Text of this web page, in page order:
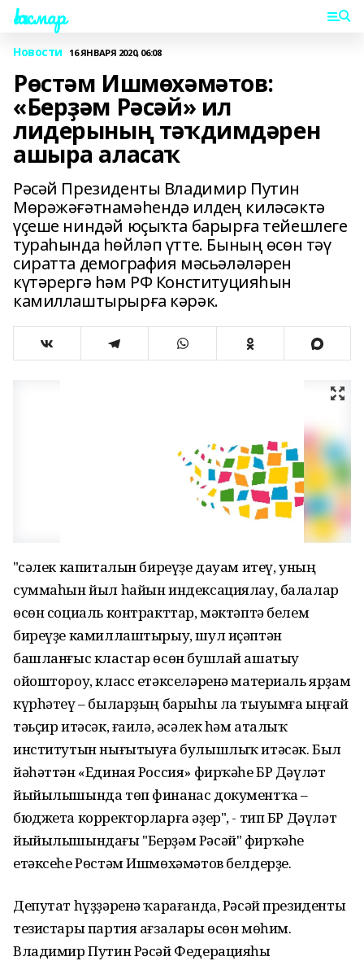
Һаҡмар
Новости 16 ЯНВАРЯ 2020, 06:08
Рөстәм Ишмөхәмәтов:
«Берҙәм Рәсәй» ил
лидерының тәҡдимдәрен
ашыра аласаҡ
Рәсәй Президенты Владимир Путин
Мөрәжәғәтнамәһендә илдең киләсәктә
үҫеше ниндәй юҫыҡта барырға тейешлеге
тураһында һөйләп үтте. Бының өсөн тәү
сиратта демография мәсьәләләрен
күтәрергә һәм РФ Конституцияһын
камиллаштырырға кәрәк.
"Әсәлек капиталын биреүҙе дауам итеү, уның
суммаһын йыл һайын индексациялау, балалар
өсөн социаль контракттар, мәктәптә белем
биреүҙе камиллаштырыу, шул иҫәптән
башланғыс кластар өсөн бушлай ашатыу
ойоштороу, класс етәкселәренә материаль ярҙам
күрһәтеү – быларҙың барыһы ла тыуымға ыңғай
тәьҫир итәсәк, ғаилә, әсәлек һәм аталыҡ
институтын нығытыуға булышлыҡ итәсәк. Был
йәһәттән «Единая Россия» фирҡәһе БР Дәүләт
йыйылышында төп финанас документҡа –
бюджета корректорларға әҙер", - тип БР Дәүләт
йыйылышындағы "Берҙәм Рәсәй" фирҡәһе
етәксеһе Рөстәм Ишмөхәмәтов белдерҙе.
Депутат һүҙҙәренә ҡарағанда, Рәсәй президенты
тезистары партия ағзалары өсөн мөһим.
Владимир Путин Рәсәй Федерацияһы